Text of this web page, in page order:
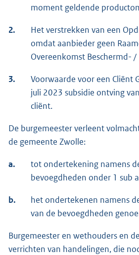
moment geldende
2.
Het verstrekken van een
omdat aanbieder geen
Overeenkomst Beschermd-
3.
Voorwaarde voor een Cliënt
juli 2023 subsidie ontving
cliënt.
De burgemeester verleent
de gemeente Zwolle:
a.
tot ondertekening namens
bevoegdheden onder 1 sub
b.
het ondertekenen namens
van de bevoegdheden
Burgemeester en wethouders en
verrichten van handelingen, die